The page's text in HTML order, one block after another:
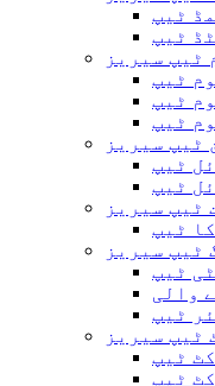
ٹیپ
ٹیپ
ٹیپ سیریز
ٹیپ
ٹیپ
ٹیپ
ٹیپ سیریز
ٹیپ
ٹیپ
ٹیپ سیریز
ٹیپ
ٹیپ سیریز
ٹیپ
ٹیپ
ٹیپ سیریز
ٹیپ
ٹیپ